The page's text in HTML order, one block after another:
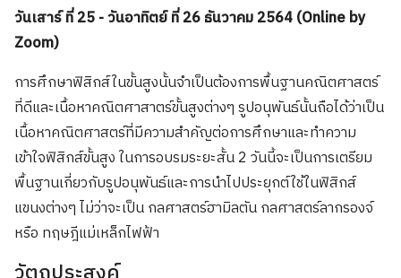
วันเสาร์ ที่ 25 - วันอาทิตย์ ที่ 26 ธันวาคม 2564 (Online by
Zoom)
การศึกษาฟิสิกส์ในขั้นสูงนั้นจำเป็นต้องการพื้นฐานคณิตศาสตร์
ที่ดีและเนื้อหาคณิตศาสาตร์ขั้นสูงต่างๆ รูปอนุพันธ์นั้นถือได้ว่าเป็น
เนื้อหาคณิตศาสตร์ที่มีความสำคัญต่อการศึกษาและทำความ
เข้าใจฟิสิกส์ขั้นสูง ในการอบรมระยะสั้น 2 วันนี้จะเป็นการเตรียม
พื้นฐานเกี่ยวกับรูปอนุพันธ์และการนำไปประยุกต์ใช้ในฟิสิกส์
แขนงต่างๆ ไม่ว่าจะเป็น กลศาสตร์ฮามิลตัน กลศาสตร์ลากรองจ์
หรือ ทฤษฎีแม่เหล็กไฟฟ้า